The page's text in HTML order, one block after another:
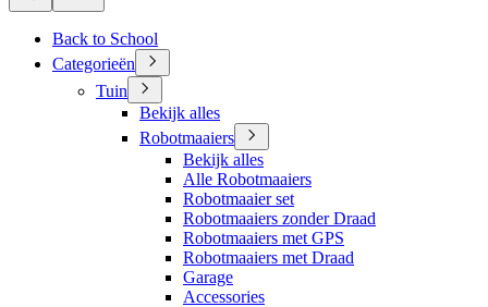
Back to School
Categorieën
Tuin
Bekijk alles
Robotmaaiers
Bekijk alles
Alle Robotmaaiers
Robotmaaier set
Robotmaaiers zonder Draad
Robotmaaiers met GPS
Robotmaaiers met Draad
Garage
Accessories